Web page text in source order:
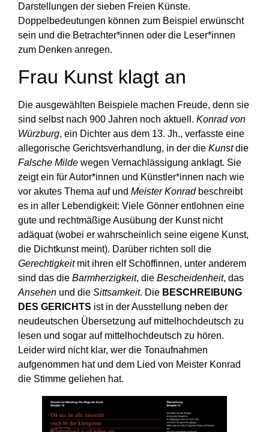
Darstellungen der sieben Freien Künste.
Doppelbedeutungen können zum Beispiel erwünscht
sein und die Betrachter*innen oder die Leser*innen
zum Denken anregen.
Frau Kunst klagt an
Die ausgewählten Beispiele machen Freude, denn sie
sind selbst nach 900 Jahren noch aktuell. Konrad von
Würzburg, ein Dichter aus dem 13. Jh., verfasste eine
allegorische Gerichtsverhandlung, in der die Kunstdie
Falsche Milde wegen Vernachlässigung anklagt. Sie
zeigt ein für Autor*innen und Künstler*innen nach wie
vor akutes Thema auf und Meister Konradbeschreibt
es in aller Lebendigkeit: Viele Gönner entlohnen eine
gute und rechtmäßige Ausübung der Kunst nicht
adäquat (wobei er wahrscheinlich seine eigene Kunst,
die Dichtkunst meint). Darüber richten soll die
Gerechtigkeitmit ihren elf Schöffinnen, unter anderem
sind das die Barmherzigkeit, die Bescheidenheit, das
Ansehen und die Sittsamkeit. Die BESCHREIBUNG
DES GERICHTS ist in der Ausstellung neben der
neudeutschen Übersetzung auf mittelhochdeutsch zu
lesen und sogar auf mittelhochdeutsch zu hören.
Leider wird nicht klar, wer die Tonaufnahmen
aufgenommen hat und dem Lied von Meister Konrad
die Stimme geliehen hat.